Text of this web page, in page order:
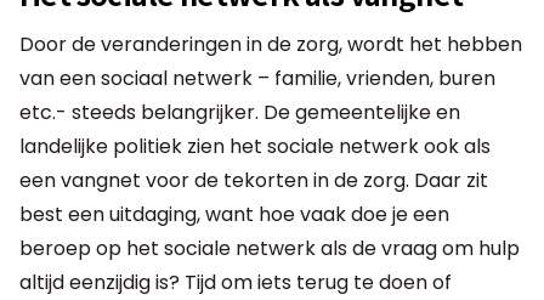
Door de veranderingen in de zorg, wordt het hebben
van een sociaal netwerk – familie, vrienden, buren
etc.- steeds belangrijker. De gemeentelijke en
landelijke politiek zien het sociale netwerk ook als
een vangnet voor de tekorten in de zorg. Daar zit
best een uitdaging, want hoe vaak doe je een
beroep op het sociale netwerk als de vraag om hulp
altijd eenzijdig is? Tijd om iets terug te doen of